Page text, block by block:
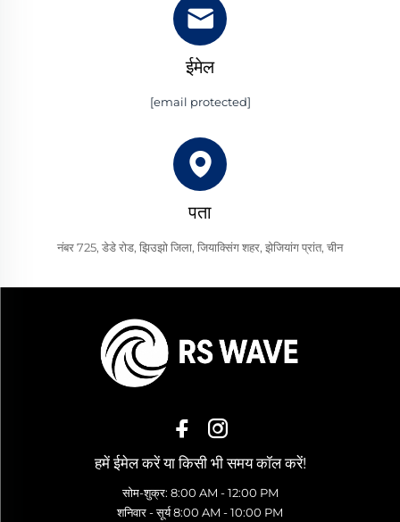
ईमेल
[email protected]
पता
नंबर 725, डेडे रोड, झिउझो जिला, जियाक्सिंग शहर, झेजियांग प्रांत, चीन
हमें ईमेल करें या किसी भी समय कॉल करें!
सोम-शुक्र: 8:00 AM - 12:00 PM
शनिवार - सूर्य 8:00 AM - 10:00 PM